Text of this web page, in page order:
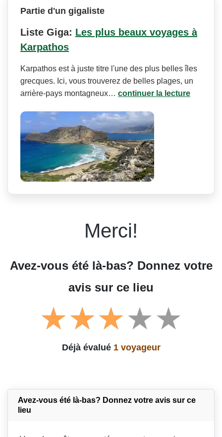
Partie d'un gigaliste
Liste Giga: Les plus beaux voyages à
Karpathos
Karpathos est à juste titre l'une des plus belles îles
grecques. Ici, vous trouverez de belles plages, un
arrière-pays montagneux… continuer la lecture
Merci!
Avez-vous été là-bas? Donnez votre
avis sur ce lieu
Déjà évalué 1 voyageur
Avez-vous été là-bas? Donnez votre avis sur ce
lieu